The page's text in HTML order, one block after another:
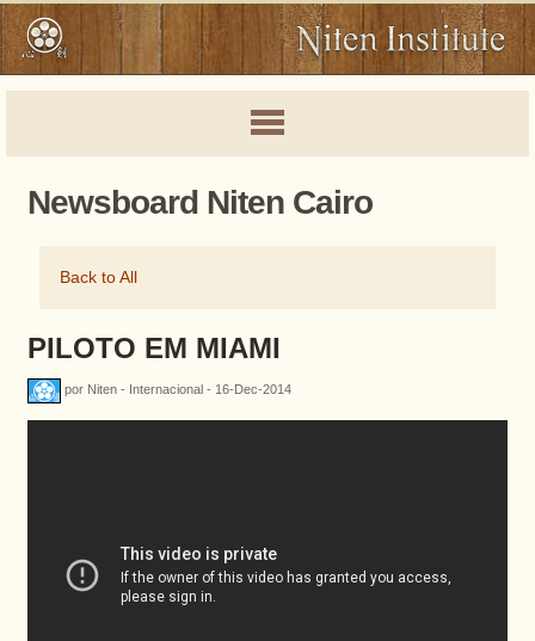
Newsboard Niten Cairo
Back to All
PILOTO EM MIAMI
por Niten - Internacional - 16-Dec-2014